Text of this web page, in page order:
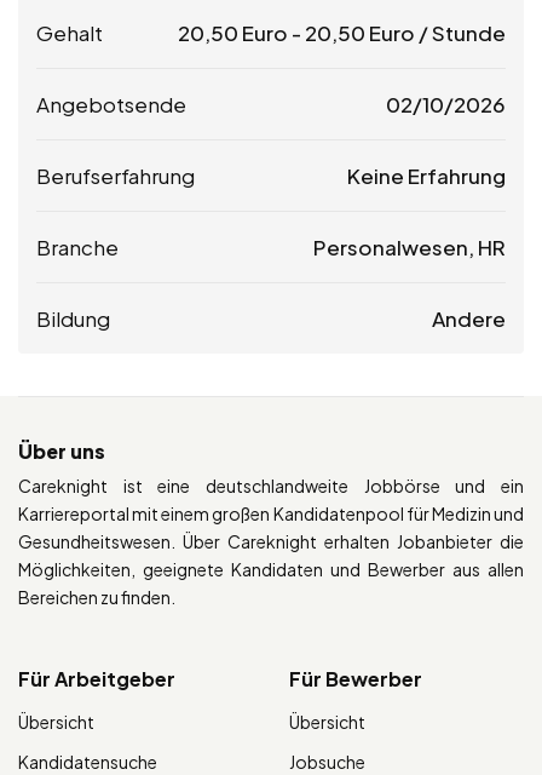
Gehalt 20,50 Euro - 20,50 Euro / Stunde
Angebotsende 02/10/2026
Berufserfahrung Keine Erfahrung
Branche Personalwesen, HR
Bildung Andere
Über uns
Careknight ist eine deutschlandweite Jobbörse und ein
Karriereportal mit einem großen Kandidatenpool für Medizin und
Gesundheitswesen. Über Careknight erhalten Jobanbieter die
Möglichkeiten, geeignete Kandidaten und Bewerber aus allen
Bereichen zu finden.
Für Arbeitgeber
Übersicht
Kandidatensuche
Für Bewerber
Übersicht
Jobsuche